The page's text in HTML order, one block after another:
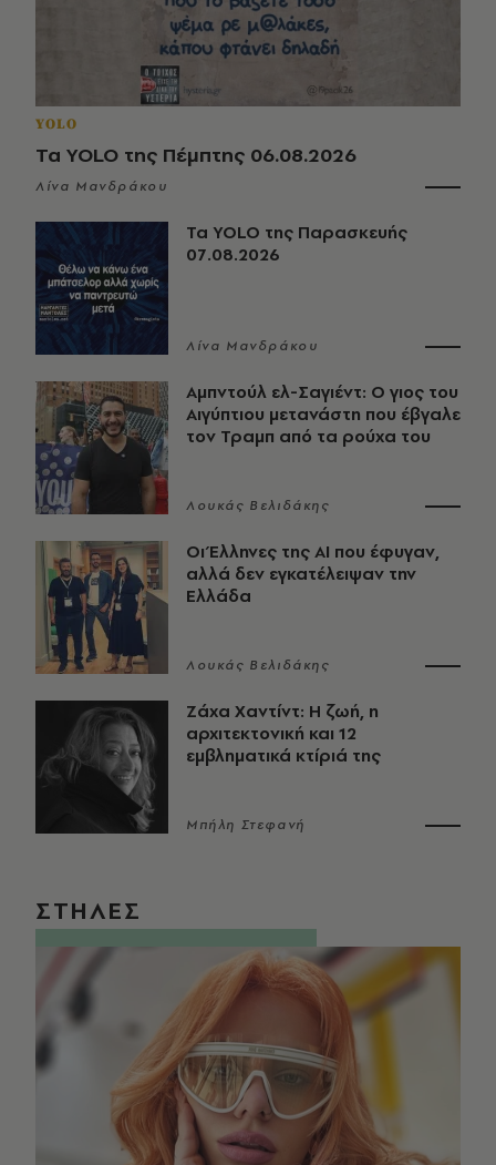
YOLO
Τα YOLO της Πέμπτης 06.08.2026
Λίνα Μανδράκου
Τα YOLO της Παρασκευής
07.08.2026
Λίνα Μανδράκου
Αμπντούλ ελ-Σαγιέντ: Ο γιος του
Αιγύπτιου μετανάστη που έβγαλε
τον Τραμπ από τα ρούχα του
Λουκάς Βελιδάκης
Οι Έλληνες της ΑΙ που έφυγαν,
αλλά δεν εγκατέλειψαν την
Ελλάδα
Λουκάς Βελιδάκης
Ζάχα Χαντίντ: Η ζωή, η
αρχιτεκτονική και 12
εμβληματικά κτίριά της
Μπήλη Στεφανή
ΣΤΗΛΕΣ